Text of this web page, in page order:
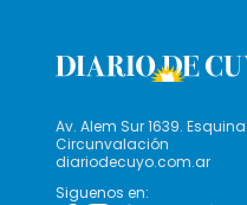
Av. Alem Sur 1639.
Circunvalación
diariodecuyo.com.ar
Siguenos en: